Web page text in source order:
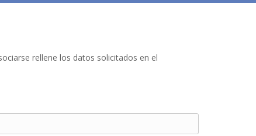
rellene los datos solicitados en el